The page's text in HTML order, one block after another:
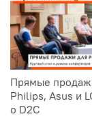
Прямые
Philips, Asus и
о D2C